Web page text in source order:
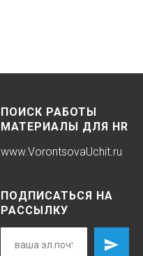
ПОИСК РАБОТЫ
МАТЕРИАЛЫ ДЛЯ HR
www.VorontsovaUchit.ru
ПОДПИСАТЬСЯ НА
РАССЫЛКУ